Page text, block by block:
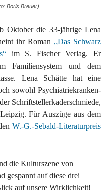
Boris Breuer)
Oktober die 33-jährige Lena
ihr Roman „Das Schwarz
im S. Fischer Verlag. Er
Familiensystem und dem
Lena Schätte hat eine
sowohl Psychiatriekranken-
Schriftstellerkaderschmiede,
Für Auszüge aus dem
W.-G.-Sebald-Literaturpreis
die Kulturszene von
gespannt auf diese drei
auf unsere Wirklichkeit!